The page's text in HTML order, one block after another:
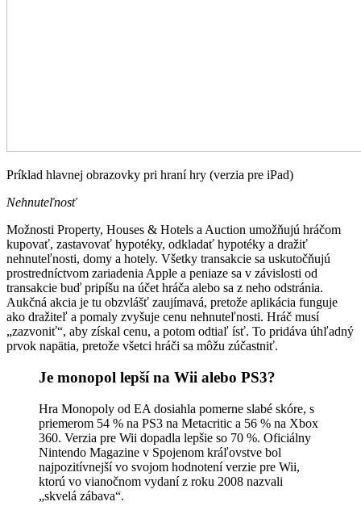
Príklad hlavnej obrazovky pri hraní hry (verzia pre iPad)
Nehnuteľnosť
Možnosti Property, Houses & Hotels a Auction umožňujú hráčom
kupovať, zastavovať hypotéky, odkladať hypotéky a dražiť
nehnuteľnosti, domy a hotely. Všetky transakcie sa uskutočňujú
prostredníctvom zariadenia Apple a peniaze sa v závislosti od
transakcie buď pripíšu na účet hráča alebo sa z neho odstránia.
Aukčná akcia je tu obzvlášť zaujímavá, pretože aplikácia funguje
ako dražiteľ a pomaly zvyšuje cenu nehnuteľnosti. Hráč musí
„zazvoniť“, aby získal cenu, a potom odtiaľ ísť. To pridáva úhľadný
prvok napätia, pretože všetci hráči sa môžu zúčastniť.
Je monopol lepší na Wii alebo PS3?
Hra Monopoly od EA dosiahla pomerne slabé skóre, s
priemerom 54 % na PS3 na Metacritic a 56 % na Xbox
360. Verzia pre Wii dopadla lepšie so 70 %. Oficiálny
Nintendo Magazine v Spojenom kráľovstve bol
najpozitívnejší vo svojom hodnotení verzie pre Wii,
ktorú vo vianočnom vydaní z roku 2008 nazvali
„skvelá zábava“.